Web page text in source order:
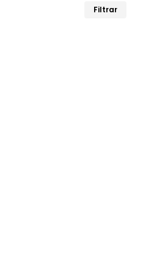
Filtrar